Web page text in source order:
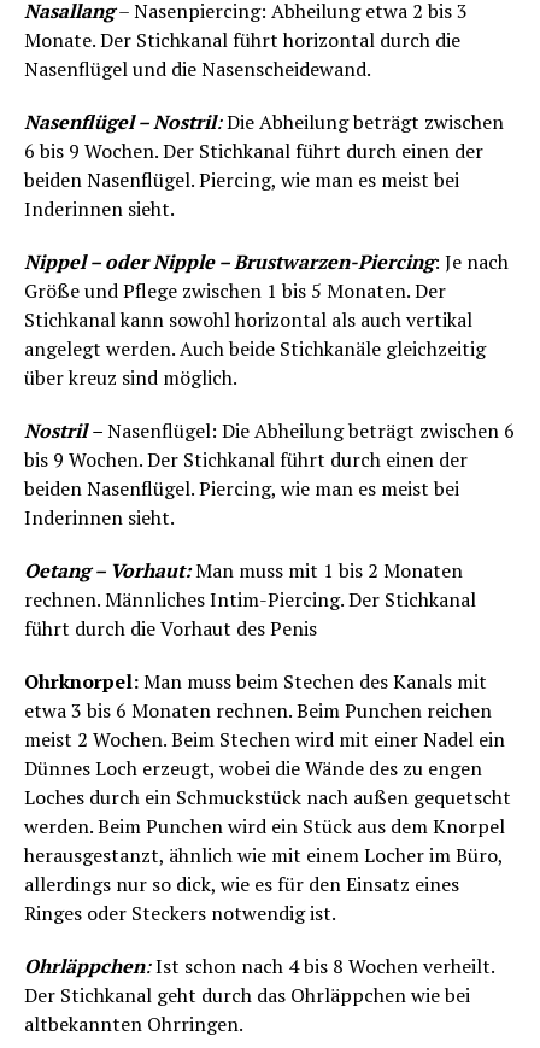
Nasallang– Nasenpiercing: Abheilung etwa 2 bis 3
Monate. Der Stichkanal führt horizontal durch die
Nasenflügel und die Nasenscheidewand.
Nasenflügel – Nostril:Die Abheilung beträgt zwischen
6 bis 9 Wochen. Der Stichkanal führt durch einen der
beiden Nasenflügel. Piercing, wie man es meist bei
Inderinnen sieht.
Nippel – oder Nipple – Brustwarzen-Piercing: Je nach
Größe und Pflege zwischen 1 bis 5 Monaten. Der
Stichkanal kann sowohl horizontal als auch vertikal
angelegt werden. Auch beide Stichkanäle gleichzeitig
über kreuz sind möglich.
Nostril–Nasenflügel: Die Abheilung beträgt zwischen 6
bis 9 Wochen. Der Stichkanal führt durch einen der
beiden Nasenflügel. Piercing, wie man es meist bei
Inderinnen sieht.
Oetang – Vorhaut:Man muss mit 1 bis 2 Monaten
rechnen. Männliches Intim-Piercing. Der Stichkanal
führt durch die Vorhaut des Penis
Ohrknorpel:Man muss beim Stechen des Kanals mit
etwa 3 bis 6 Monaten rechnen. Beim Punchen reichen
meist 2 Wochen. Beim Stechen wird mit einer Nadel ein
Dünnes Loch erzeugt, wobei die Wände des zu engen
Loches durch ein Schmuckstück nach außen gequetscht
werden. Beim Punchen wird ein Stück aus dem Knorpel
herausgestanzt, ähnlich wie mit einem Locher im Büro,
allerdings nur so dick, wie es für den Einsatz eines
Ringes oder Steckers notwendig ist.
Ohrläppchen:Ist schon nach 4 bis 8 Wochen verheilt.
Der Stichkanal geht durch das Ohrläppchen wie bei
altbekannten Ohrringen.